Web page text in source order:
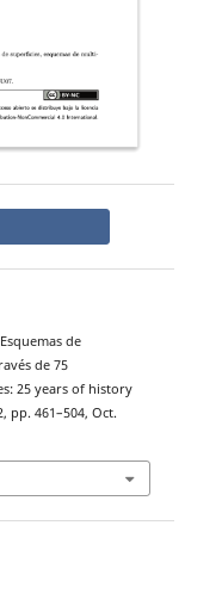
de
de 75
25 years of history
pp. 461–504, Oct.